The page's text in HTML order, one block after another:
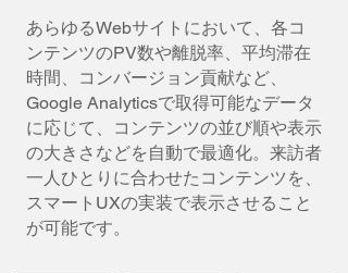
​あらゆるWebサイトにおいて、各コ
ンテンツのPV数や離脱率、平均滞在
時間、コンバージョン貢献など、
Google Analyticsで取得可能なデータ
に応じて、コンテンツの並び順や表示
の大きさなどを自動で最適化。来訪者
一人ひとりに合わせたコンテンツを、
スマートUXの実装で表示させること
が可能です。